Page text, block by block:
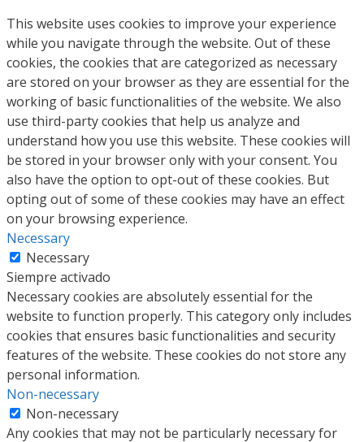
This website uses cookies to improve your experience
while you navigate through the website. Out of these
cookies, the cookies that are categorized as necessary
are stored on your browser as they are essential for the
working of basic functionalities of the website. We also
use third-party cookies that help us analyze and
understand how you use this website. These cookies will
be stored in your browser only with your consent. You
also have the option to opt-out of these cookies. But
opting out of some of these cookies may have an effect
on your browsing experience.
Necessary
Necessary
Siempre activado
Necessary cookies are absolutely essential for the
website to function properly. This category only includes
cookies that ensures basic functionalities and security
features of the website. These cookies do not store any
personal information.
Non-necessary
Non-necessary
Any cookies that may not be particularly necessary for